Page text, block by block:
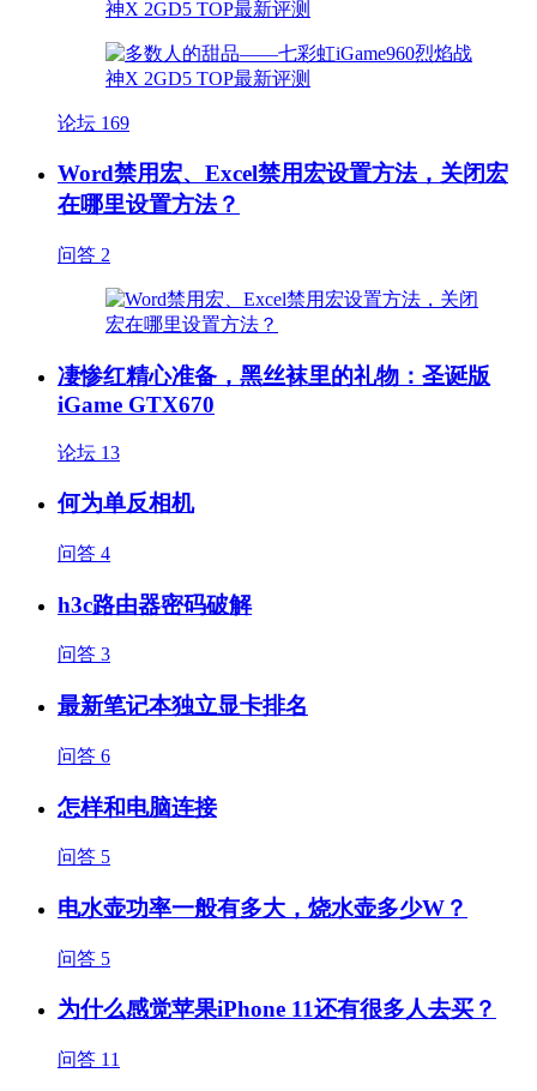
论坛 169
Word禁用宏、Excel禁用宏设置方法，关闭宏
在哪里设置方法？
问答 2
凄惨红精心准备，黑丝袜里的礼物：圣诞版
iGame GTX670
论坛 13
何为单反相机
问答 4
h3c路由器密码破解
问答 3
最新笔记本独立显卡排名
问答 6
怎样和电脑连接
问答 5
电水壶功率一般有多大，烧水壶多少W？
问答 5
为什么感觉苹果iPhone 11还有很多人去买？
问答 11